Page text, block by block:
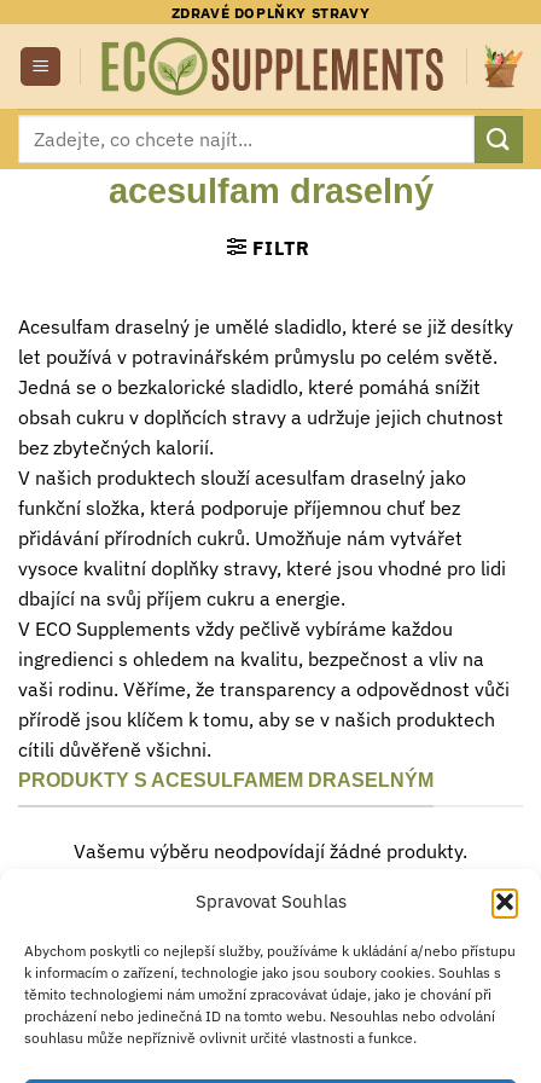
Spravovat Souhlas
Abychom poskytli co nejlepší služby, používáme k ukládání a/nebo přístupu
k informacím o zařízení, technologie jako jsou soubory cookies. Souhlas s
těmito technologiemi nám umožní zpracovávat údaje, jako je chování při
procházení nebo jedinečná ID na tomto webu. Nesouhlas nebo odvolání
souhlasu může nepříznivě ovlivnit určité vlastnosti a funkce.
obsah
ZDRAVÉ DOPLŇKY STRAVY
Hledat:
acesulfam draselný
FILTR
Acesulfam draselný je umělé sladidlo, které se již desítky
let používá v potravinářském průmyslu po celém světě.
Jedná se o bezkalorické sladidlo, které pomáhá snížit
obsah cukru v doplňcích stravy a udržuje jejich chutnost
bez zbytečných kalorií.
V našich produktech slouží acesulfam draselný jako
funkční složka, která podporuje příjemnou chuť bez
přidávání přírodních cukrů. Umožňuje nám vytvářet
vysoce kvalitní doplňky stravy, které jsou vhodné pro lidi
dbající na svůj příjem cukru a energie.
V ECO Supplements vždy pečlivě vybíráme každou
ingredienci s ohledem na kvalitu, bezpečnost a vliv na
vaši rodinu. Věříme, že transparency a odpovědnost vůči
přírodě jsou klíčem k tomu, aby se v našich produktech
cítili důvěřeně všichni.
PRODUKTY S ACESULFAMEM DRASELNÝM
Vašemu výběru neodpovídají žádné produkty.
Credit
Card
2
Klarna
Apple
Pay
Google
Pay
PayPal
ZÁSADY DOPRAVY
ZÁSADY VRÁCENÍ ZBOŽÍ
OBCHODNÍ PODMÍNKY
KONTAKT O NÁS B2B
IMPRINT
OMEZENÍ ODPOVĚDNOSTI
ZÁSADY COOKIES